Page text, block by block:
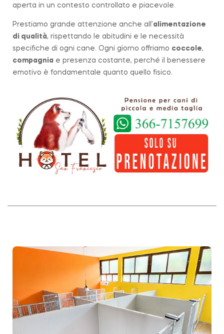
aperta in un contesto controllato e piacevole.
Prestiamo grande attenzione anche all’alimentazione
di qualità, rispettando le abitudini e le necessità
specifiche di ogni cane. Ogni giorno offriamo coccole,
compagnia e presenza costante, perché il benessere
emotivo è fondamentale quanto quello fisico.